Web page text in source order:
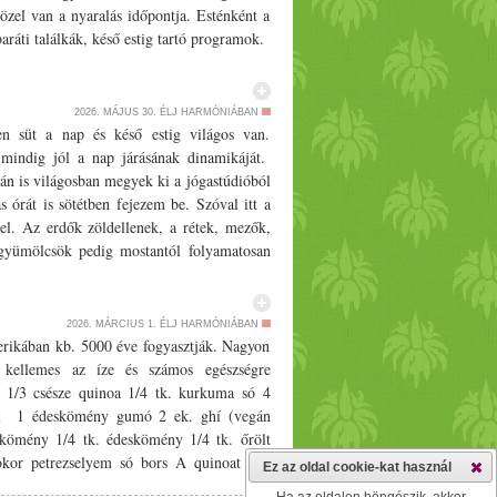
van a nyaralás időpontja. Esténként a
találkák, késő estig tartó programok.
a tavak és medencék hűsítő vizét.
elengedni ami nem annyira fontos
intenzív hőség miatt a szervezeted
sok folyadékot, lédús gyümölcsöket,
A meleg miatt, ahogy fokozódik a
erős kritikai hajlam. A július izgalmas
kiszáradása felé. Még mindig a pitta
egyik legjobb módja a pihenés,
Életmód A nyaralás
egy program miatt. Ahhoz, hogy a belső
Este próbálj időben ágyba kerülni.
a kisgyerekeknél látványos, hogy az
jelent a belső stabilitásunkra. A
amikor előveszem a rózsavizet.
hűsít, nyugtat, energetizál a nagy
érzed, hogy ingerültebb vagy a meleg
csak ülj ki a teraszra. A hold fénye hűsíti
fák alatt pihenj. Kerüld az intenzív
2026. MÁJUS 30. ÉLJ HARMÓNIÁBAN
süt a nap és késő estig világos van.
jól a nap járásának dinamikáját.
is világosban megyek ki a jógastúdióból
órát is sötétben fejezem be. Szóval itt a
Az erdők zöldellenek, a rétek, mezők,
pedig mostantól folyamatosan
a friss zöldségekkel - friss sárgarépa,
meleg nem csak a természetben és a
megőrzéséhez fontos, hogy nyáron
kevesebb az energiájuk, jobban izzadnak
nem tartózkodsz kint a tűző napon és
helyet és pihenj kicsit. Sajnos a
nagyon megterheli a szervezetedet és
szervezeted természetes módon kezdjen
szervezet bámulatos módon tud az
2026. MÁRCIUS 1. ÉLJ HARMÓNIÁBAN
kb. 5000 éve fogyasztják. Nagyon
az íze és számos egészségre
­­3 csésze quinoa 1/­­4 tk. kurkuma só 4
1 édeskömény gumó 2 ek. ghí (vegán
1/­­4 tk. édeskömény 1/­­4 tk. őrölt
petrezselyem só bors A quinoat egy
áttetsző nem lesz - majd csöpögtesd le .
Ez az oldal cookie-kat használ